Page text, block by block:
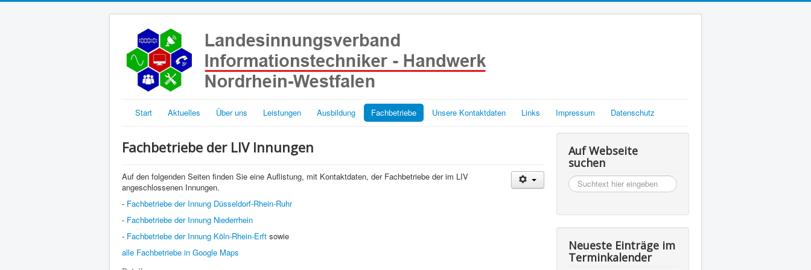
Start Aktuelles Über uns Leistungen Ausbildung Fachbetriebe Unsere Kontaktdaten Links Impressum Datenschutz
Fachbetriebe der LIV Innungen
Auf den folgenden Seiten finden Sie eine Auflistung, mit Kontaktdaten, der Fachbetriebe der im LIV
angeschlossenen Innungen.
- Fachbetriebe der Innung Düsseldorf-Rhein-Ruhr
- Fachbetriebe der Innung Niederrhein
- Fachbetriebe der Innung Köln-Rhein-Erft sowie
alle Fachbetriebe in Google Maps
Auf Webseite
suchen
suchen
Neueste Einträge im
Terminkalender